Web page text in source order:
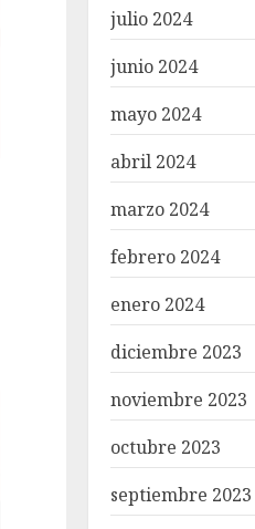
julio 2024
junio 2024
mayo 2024
abril 2024
marzo 2024
febrero 2024
enero 2024
diciembre 2023
noviembre 2023
octubre 2023
septiembre 2023